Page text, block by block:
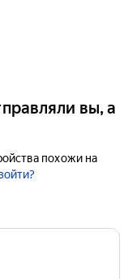
вы, а
похожи на